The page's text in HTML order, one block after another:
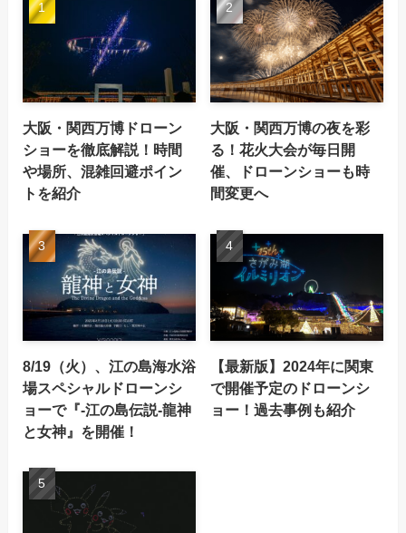
大阪・関西万博ドローン
ショーを徹底解説！時間
や場所、混雑回避ポイン
トを紹介
大阪・関西万博の夜を彩
る！花火大会が毎日開
催、ドローンショーも時
間変更へ
8/19（火）、江の島海水浴
場スペシャルドローンシ
ョーで『-江の島伝説-龍神
と女神』を開催！
【最新版】2024年に関東
で開催予定のドローンシ
ョー！過去事例も紹介